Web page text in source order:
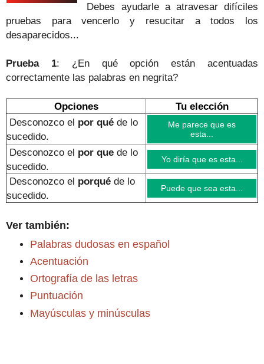
Debes ayudarle a atravesar difíciles
pruebas para vencerlo y resucitar a todos los
desaparecidos...
Prueba 1: ¿En qué opción están acentuadas
correctamente las palabras en negrita?
Opciones
Tu elección
Desconozco el por qué de lo
sucedido.
Me parece que es
esta...
Desconozco el por que de lo
sucedido.
Yo diría que es esta...
Desconozco el porqué de lo
sucedido.
Puede que sea esta...
Ver también:
Palabras dudosas en español
Acentuación
Ortografía de las letras
Puntuación
Mayúsculas y minúsculas